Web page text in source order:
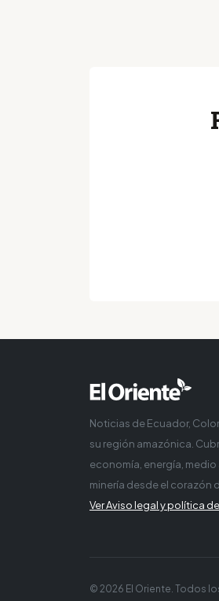
Noticias de Ecuador,
su región amazónica.
economía, energía,
minería desde el corazón
Ver Aviso legal y política
© 2026 El Oriente. Todos